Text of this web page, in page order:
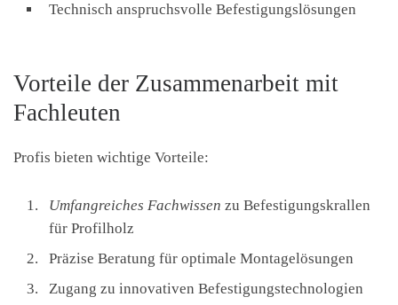
Technisch anspruchsvolle Befestigungslösungen
Vorteile der Zusammenarbeit mit
Fachleuten
Profis bieten wichtige Vorteile:
Umfangreiches Fachwissen zu Befestigungskrallen
für Profilholz
Präzise Beratung für optimale Montagelösungen
Zugang zu innovativen Befestigungstechnologien